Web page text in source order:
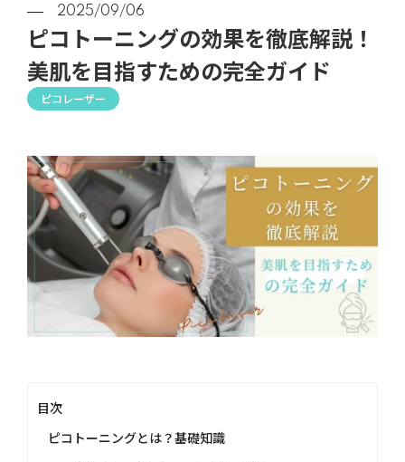
2025/09/06
ピコトーニングの効果を徹底解説！
美肌を目指すための完全ガイド
ピコレーザー
目次
ピコトーニングとは？基礎知識